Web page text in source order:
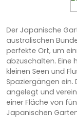
Der Japanische
australischen
perfekte Ort, um
abzuschalten.
kleinen Seen und
Spaziergängen ein.
angelegt und
einer Fläche von
Japanischen